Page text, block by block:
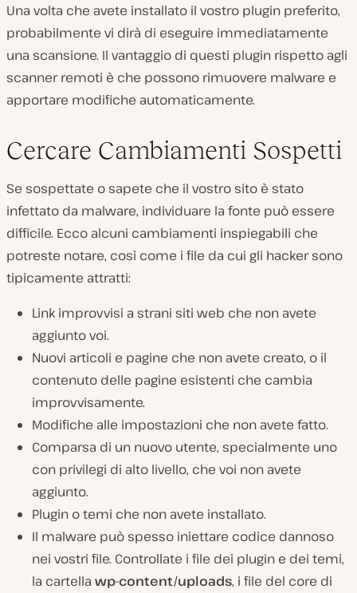
Una volta che avete installato il vostro plugin preferito,
probabilmente vi dirà di eseguire immediatamente
una scansione. Il vantaggio di questi plugin rispetto agli
scanner remoti è che possono rimuovere malware e
apportare modifiche automaticamente.
Cercare Cambiamenti Sospetti
Se sospettate o sapete che il vostro sito è stato
infettato da malware, individuare la fonte può essere
difficile. Ecco alcuni cambiamenti inspiegabili che
potreste notare, così come i file da cui gli hacker sono
tipicamente attratti:
Link improvvisi a strani siti web che non avete
aggiunto voi.
Nuovi articoli e pagine che non avete creato, o il
contenuto delle pagine esistenti che cambia
improvvisamente.
Modifiche alle impostazioni che non avete fatto.
Comparsa di un nuovo utente, specialmente uno
con privilegi di alto livello, che voi non avete
aggiunto.
Plugin o temi che non avete installato.
Il malware può spesso iniettare codice dannoso
nei vostri file. Controllate i file dei plugin e dei temi,
la cartella wp-content/uploads, i file del core di